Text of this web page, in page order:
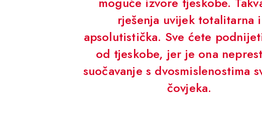
rješenja uvijek totalitarna i
apsolutistička. Sve ćete
od tjeskobe, jer je ona
suočavanje s dvosmislenostima
čovjeka.